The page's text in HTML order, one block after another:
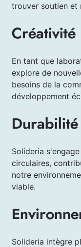
trouver soutien et
Créativité
En tant que
explore de
besoins de la
développement
Durabilité
Solideria
circulaires,
notre
viable.
Solideria intègre